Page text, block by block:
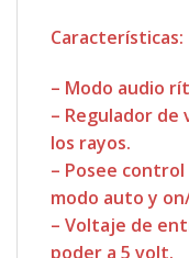
Características:
– Modo audio
– Regulador de
los rayos.
– Posee
modo auto y
– Voltaje de
poder a 5 volt.